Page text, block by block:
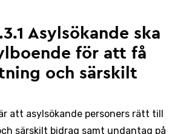
Asylsökande ska
för att få
och särskilt
att asylsökande personers rätt till
särskilt bidrag samt undantag på